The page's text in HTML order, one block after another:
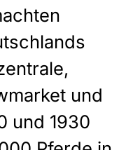
und
und 1930